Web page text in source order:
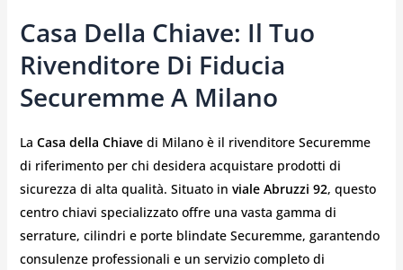
Casa Della Chiave: Il Tuo
Rivenditore Di Fiducia
Securemme A Milano
La Casa della Chiavedi Milano è il rivenditore Securemme
di riferimento per chi desidera acquistare prodotti di
sicurezza di alta qualità. Situato in viale Abruzzi 92, questo
centro chiavi specializzato offre una vasta gamma di
serrature, cilindri e porte blindate Securemme, garantendo
consulenze professionali e un servizio completo di